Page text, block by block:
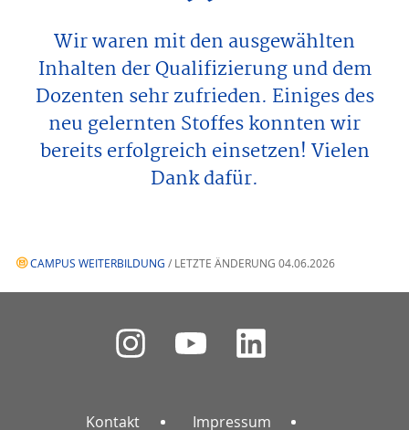
Wir waren mit den ausgewählten
Inhalten der Qualifizierung und dem
Dozenten sehr zufrieden. Einiges des
neu gelernten Stoffes konnten wir
bereits erfolgreich einsetzen! Vielen
Dank dafür.
CAMPUS WEITERBILDUNG / LETZTE ÄNDERUNG 04.06.2026
Kontakt Impressum